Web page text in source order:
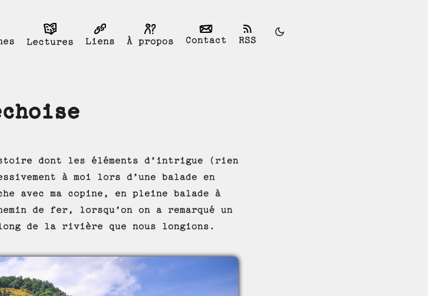
Lectures Liens À propos Contact RSS
dont les éléments d’intrigue (rien
à moi lors d’une balade en
avec ma copine, en pleine balade à
de fer, lorsqu’on on a remarqué un
de la rivière que nous longions.